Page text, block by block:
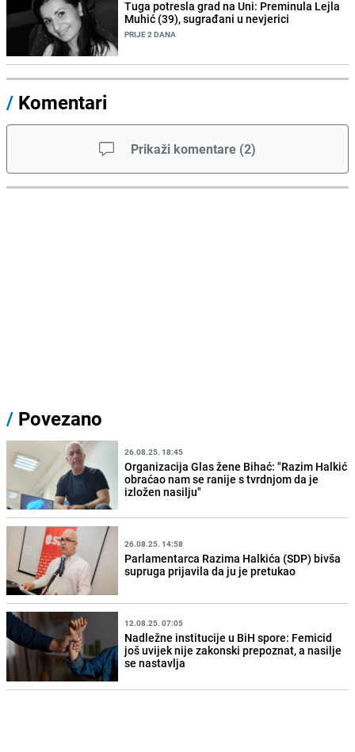
Tuga potresla grad na Uni: Preminula Lejla
Muhić (39), sugrađani u nevjerici
PRIJE 2 DANA
/ Komentari
Prikaži komentare (2)
/ Povezano
26.08.25. 18:45
Organizacija Glas žene Bihać: "Razim Halkić
obraćao nam se ranije s tvrdnjom da je
izložen nasilju"
26.08.25. 14:58
Parlamentarca Razima Halkića (SDP) bivša
supruga prijavila da ju je pretukao
12.08.25. 07:05
Nadležne institucije u BiH spore: Femicid
još uvijek nije zakonski prepoznat, a nasilje
se nastavlja